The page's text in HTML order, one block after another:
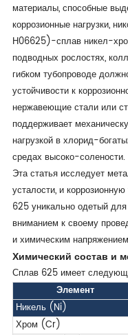
материалы, способные
коррозионные нагрузки,
Н06625)-сплав никел-
подводных рослостях,
гибком тубопроводе
устойчивости к
нержавеющие стали или
поддерживает
нагрузкой в хлорид-
средах высоко-солености.
Эта статья исследует
усталости, и
625 уникально одетый
вниманием к своему
и химическим
Химический состав и
Сплав 625 имеет
Элемент
Никель (Ni)
Хром (Cr)